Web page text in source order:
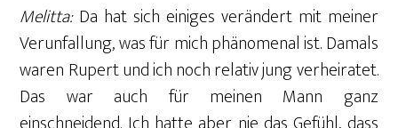
Melitta: Da hat sich einiges verändert mit meiner
Verunfallung, was für mich phänomenal ist. Damals
waren Rupert und ich noch relativ jung verheiratet.
Das war auch für meinen Mann ganz